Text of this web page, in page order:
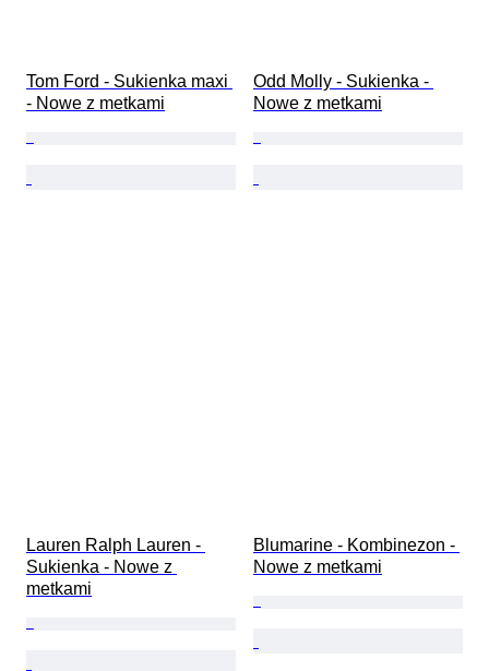
Tom Ford - Sukienka maxi
- Nowe z metkami
Odd Molly - Sukienka -
Nowe z metkami
Lauren Ralph Lauren -
Sukienka - Nowe z
metkami
Blumarine - Kombinezon -
Nowe z metkami